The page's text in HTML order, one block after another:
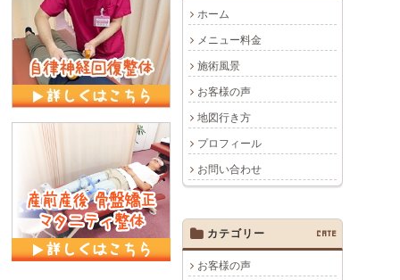
ホーム
メニュー料金
施術風景
お客様の声
地図行き方
プロフィール
お問い合わせ
カテゴリー CATE
お客様の声